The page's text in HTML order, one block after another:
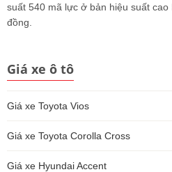
suất 540 mã lực ở bản hiệu suất cao
đồng.
Giá xe ô tô
Giá xe Toyota Vios
Giá xe Toyota Corolla Cross
Giá xe Hyundai Accent